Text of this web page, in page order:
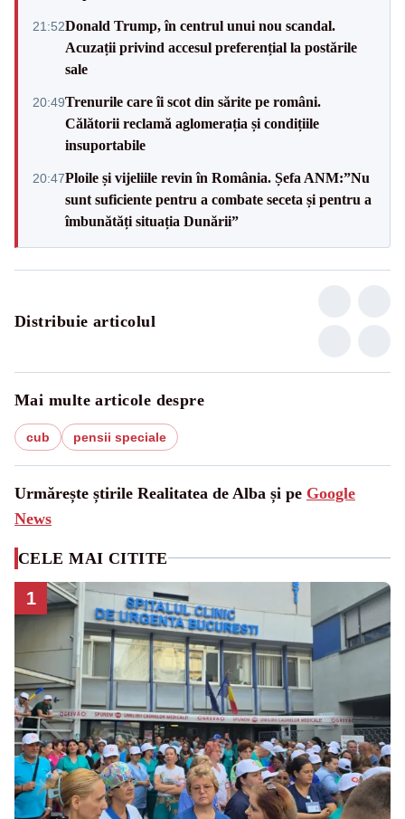
21:52Donald Trump, în centrul unui nou scandal.
Acuzații privind accesul preferențial la postările
sale
20:49Trenurile care îi scot din sărite pe români.
Călătorii reclamă aglomerația și condițiile
insuportabile
20:47Ploile și vijeliile revin în România. Șefa ANM:”Nu
sunt suficiente pentru a combate seceta și pentru a
îmbunătăți situația Dunării”
Distribuie articolul
Mai multe articole despre
cub pensii speciale
Urmărește știrile Realitatea de Alba și pe Google
News
CELE MAI CITITE
1